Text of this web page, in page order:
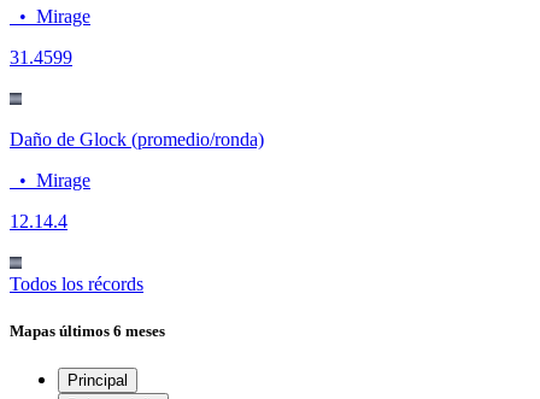
• Mirage
31.4599
Daño de Glock (promedio/ronda)
• Mirage
12.14.4
Todos los récords
Mapas últimos 6 meses
Principal